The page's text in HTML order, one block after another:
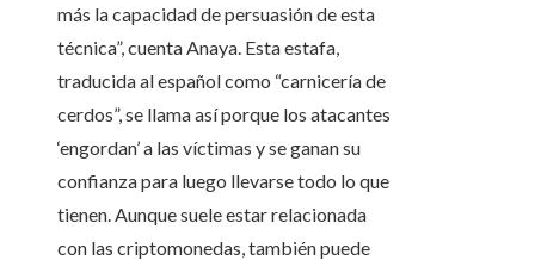
más la capacidad de persuasión de esta
técnica”, cuenta Anaya. Esta estafa,
traducida al español como “carnicería de
cerdos”, se llama así porque los atacantes
‘engordan’ a las víctimas y se ganan su
confianza para luego llevarse todo lo que
tienen. Aunque suele estar relacionada
con las criptomonedas, también puede